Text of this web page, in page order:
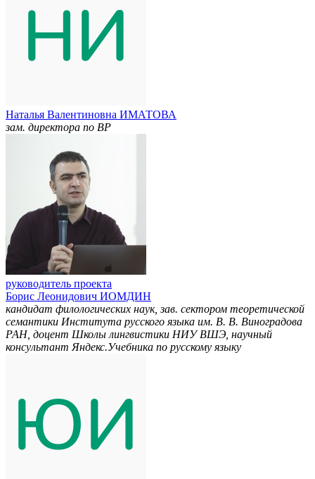
Наталья Валентиновна ИМАТОВА
зам. директора по ВР
руководитель проекта
Борис Леонидович ИОМДИН
кандидат филологических наук, зав. сектором теоретической
семантики Института русского языка им. В. В. Виноградова
РАН, доцент Школы лингвистики НИУ ВШЭ, научный
консультант Яндекс.Учебника по русскому языку